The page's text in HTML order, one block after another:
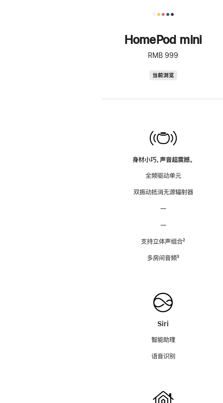
HomePod mini
RMB 999
当前浏览
身材小巧，声音超震撼。
全频驱动单元
双振动抵消无源辐射器
—
—
支持立体声组合脚
²
多房间音频脚
³
Siri
智能助理
语音识别